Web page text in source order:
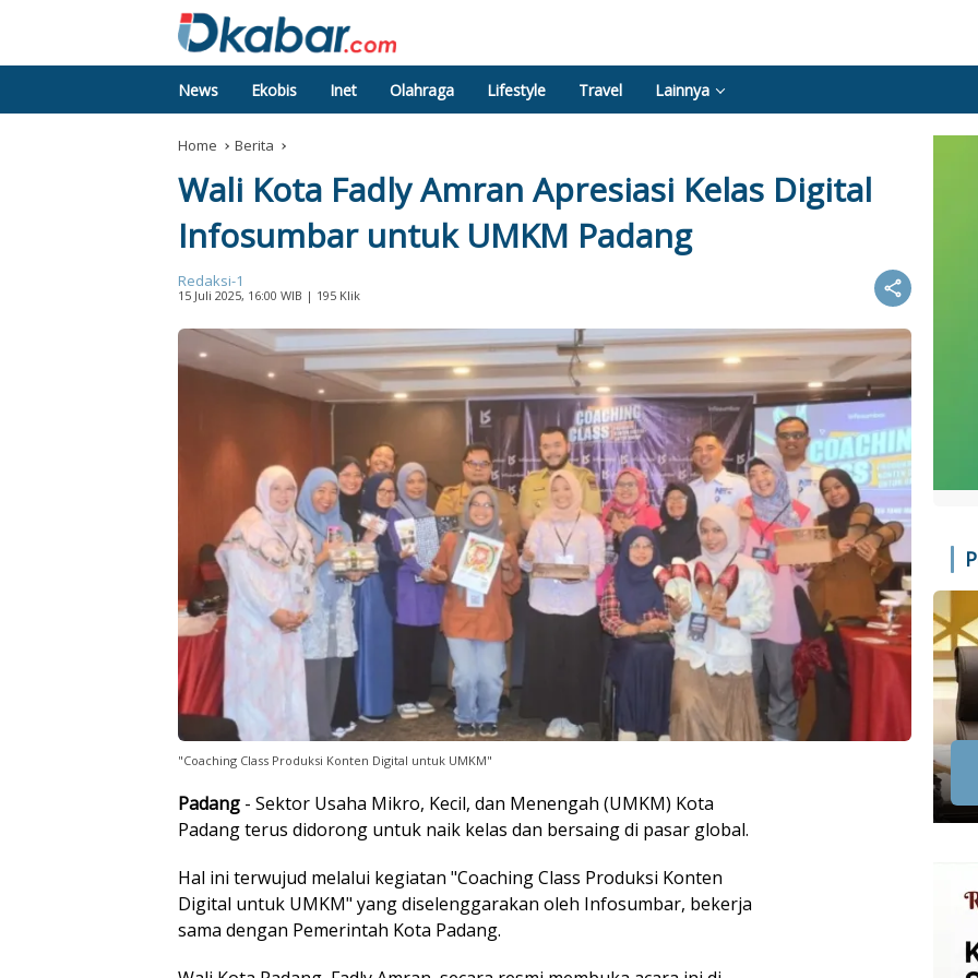
News Ekobis Inet Olahraga Lifestyle Travel Lainnya
Home Berita
Wali Kota Fadly Amran Apresiasi Kelas Digital
Infosumbar untuk UMKM Padang
Redaksi-1
15 Juli 2025, 16:00 WIB | 195 Klik
"Coaching Class Produksi Konten Digital untuk UMKM"
Padang - Sektor Usaha Mikro, Kecil, dan Menengah (UMKM) Kota
Padang terus didorong untuk naik kelas dan bersaing di pasar global.
Hal ini terwujud melalui kegiatan "Coaching Class Produksi Konten
Digital untuk UMKM" yang diselenggarakan oleh Infosumbar, bekerja
sama dengan Pemerintah Kota Padang.